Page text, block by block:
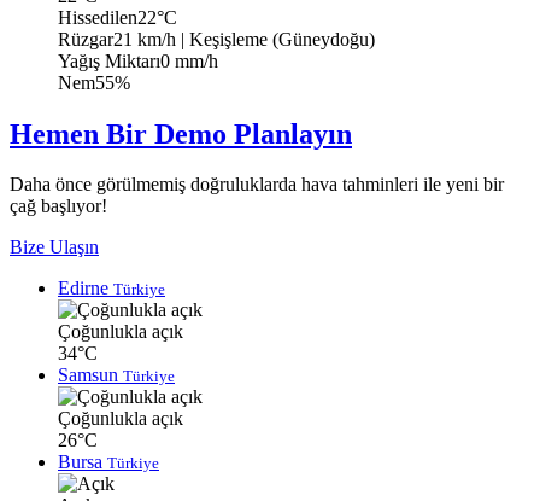
Hissedilen22°C
Rüzgar21 km/h | Keşişleme (Güneydoğu)
Yağış Miktarı0 mm/h
Nem55%
Hemen Bir Demo Planlayın
Daha önce görülmemiş doğruluklarda hava tahminleri ile yeni bir
çağ başlıyor!
Bize Ulaşın
Edirne Türkiye
Çoğunlukla açık
34°C
Samsun Türkiye
Çoğunlukla açık
26°C
Bursa Türkiye